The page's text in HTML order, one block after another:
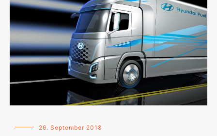
26. September 2018